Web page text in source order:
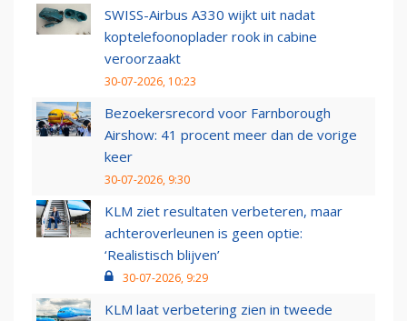
SWISS-Airbus A330 wijkt uit nadat
koptelefoonoplader rook in cabine
veroorzaakt
30-07-2026, 10:23
Bezoekersrecord voor Farnborough
Airshow: 41 procent meer dan de vorige
keer
30-07-2026, 9:30
KLM ziet resultaten verbeteren, maar
achteroverleunen is geen optie:
‘Realistisch blijven’
30-07-2026, 9:29
KLM laat verbetering zien in tweede